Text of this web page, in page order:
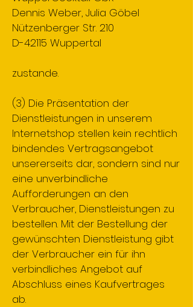
Dennis Weber, Julia Göbel
Nützenberger Str. 210
D-42115 Wuppertal
zustande.
(3) Die Präsentation der
Dienstleistungen in unserem
Internetshop stellen kein rechtlich
bindendes Vertragsangebot
unsererseits dar, sondern sind nur
eine unverbindliche
Aufforderungen an den
Verbraucher, Dienstleistungen zu
bestellen. Mit der Bestellung der
gewünschten Dienstleistung gibt
der Verbraucher ein für ihn
verbindliches Angebot auf
Abschluss eines Kaufvertrages
ab.